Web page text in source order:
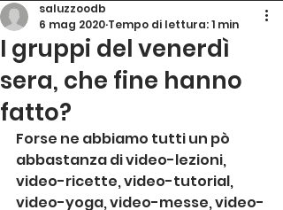
I gruppi del venerdì
sera, che fine hanno
fatto?
saluzzoodb
6 mag 2020 Tempo di lettura: 1 min
Forse ne abbiamo tutti un pò
abbastanza di video-lezioni,
video-ricette, video-tutorial,
video-yoga, video-messe, video-